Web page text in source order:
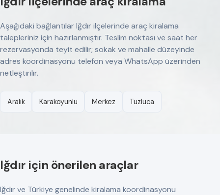
Aşağıdaki bağlantılar Iğdır ilçelerinde araç kiralama
talepleriniz için hazırlanmıştır. Teslim noktası ve saat her
rezervasyonda teyit edilir; sokak ve mahalle düzeyinde
adres koordinasyonu telefon veya WhatsApp üzerinden
netleştirilir.
Aralık Karakoyunlu Merkez Tuzluca
Iğdır için önerilen araçlar
Iğdır ve Türkiye genelinde kiralama koordinasyonu